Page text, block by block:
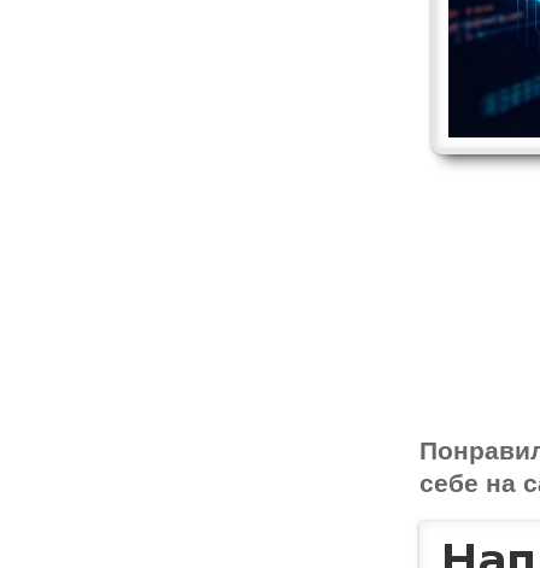
себе на